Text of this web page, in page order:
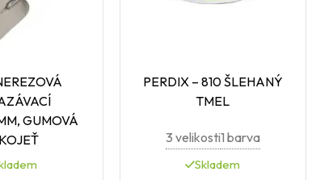
GUMOVÁ
PERDIX – 810 ŠLEHANÝ
TMEL
3 velikosti1 barva
Skladem